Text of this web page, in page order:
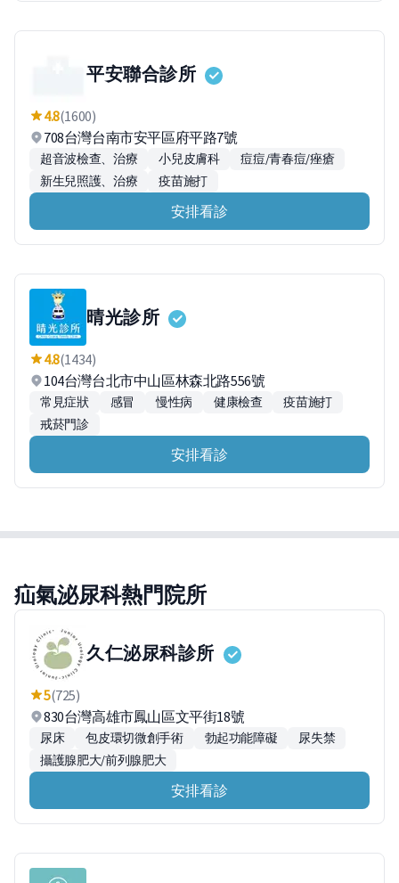
平安聯合診所
4.8(1600)
708台灣台南市安平區府平路7號
超音波檢查、治療 小兒皮膚科
痘痘/青春痘/痤瘡
新生兒照護、治療
疫苗施打
安排看診
晴光診所
4.8(1434)
104台灣台北市中山區林森北路556號
常見症狀 感冒 慢性病 健康檢查
疫苗施打
戒菸門診
安排看診
疝氣泌尿科熱門院所
久仁泌尿科診所
5(725)
830台灣高雄市鳳山區文平街18號
尿床 包皮環切微創手術 勃起功能障礙
尿失禁
攝護腺肥大/前列腺肥大
安排看診